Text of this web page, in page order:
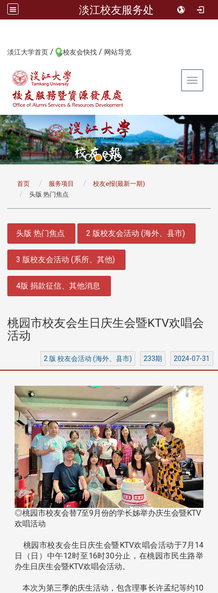
淡江校友服务处
淡江大学首页 / 校友会快找 / 网站导览
Toggle
首页 服务项目
校友e报(最新一期)
头版 热门焦点
头版 热门焦点 2 版校友会活动 (海外、县市)
3 版校友会活动 (系所、其他)
4版 捐款征信、其他消息
桃园市校友会生日庆生会暨KTV欢唱会
活动
2 版 校友会活动 (海外、县市) 233期 2024-07-31
◎桃园市校友会替7至9月份的学长姊举办庆生会暨KTV
欢唱活动
桃园市校友会生日庆生会暨KTV欢唱会活动于7月14
日（日）中午12时至16时30分止，在桃园市民生路举
办生日庆生会暨KTV欢唱会活动。
本次为第三季的庆生活动，包含理事长许孟纪等约10